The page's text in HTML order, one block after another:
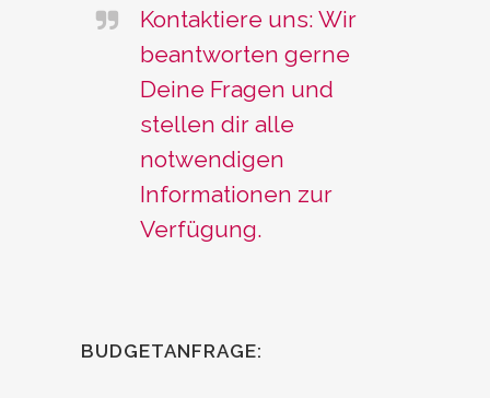
Kontaktiere uns: Wir
beantworten gerne
Deine Fragen und
stellen dir alle
notwendigen
Informationen zur
Verfügung.
BUDGETANFRAGE: